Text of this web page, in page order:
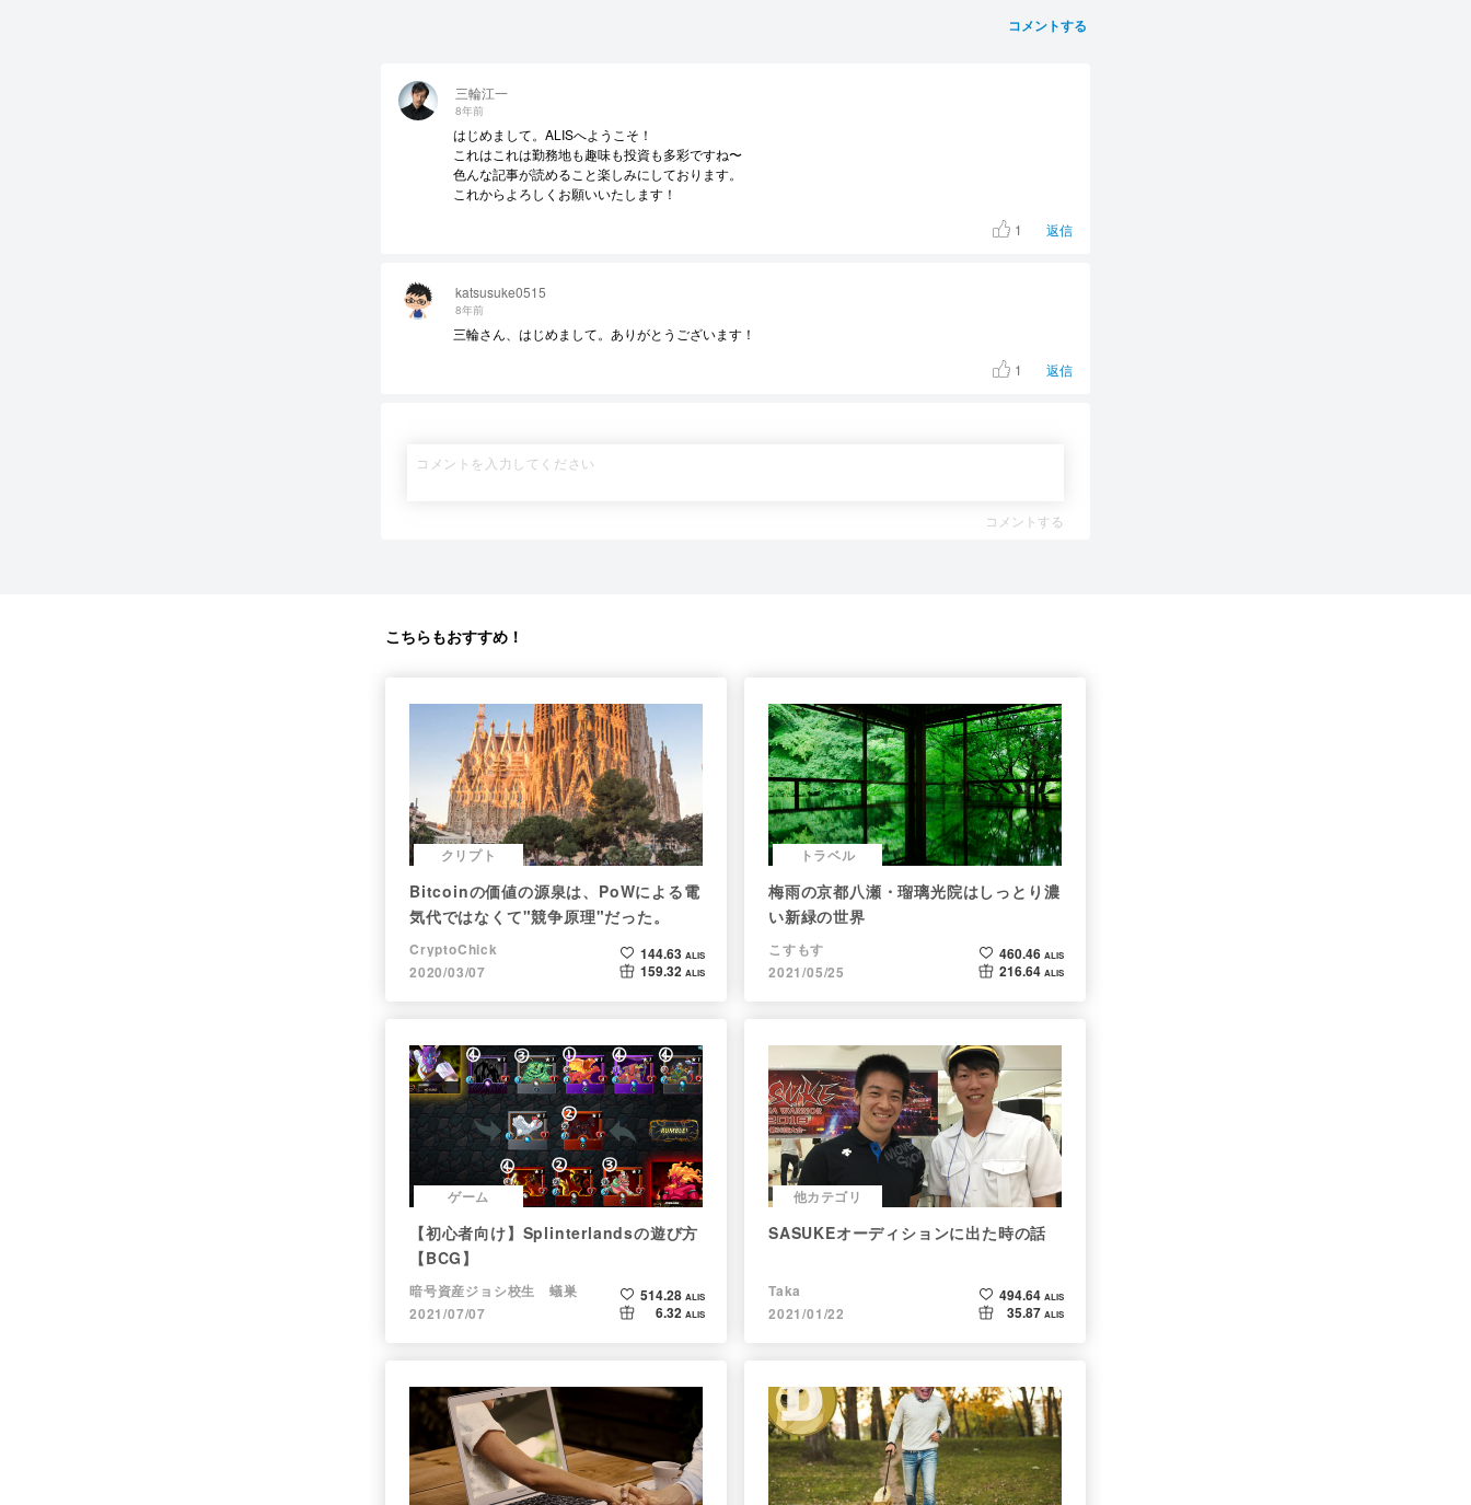
コメントする
katsusuke0515
8年前
三輪さん、はじめまして。ありがとうございます！
1
返信
三輪江一
8年前
はじめまして。ALISへようこそ！
これはこれは勤務地も趣味も投資も多彩ですね〜
色んな記事が読めること楽しみにしております。
これからよろしくお願いいたします！
1
返信
コメントする
こちらもおすすめ！
クリプト
Bitcoinの価値の源泉は、PoWによる電
気代ではなくて"競争原理"だった。
CryptoChick
2020/03/07
144.63 ALIS
159.32 ALIS
トラベル
梅雨の京都八瀬・瑠璃光院はしっとり濃
い新緑の世界
こすもす
2021/05/25
460.46 ALIS
216.64 ALIS
ゲーム
【初心者向け】Splinterlandsの遊び方
【BCG】
暗号資産ジョシ校生 蟻巣
2021/07/07
514.28 ALIS
6.32 ALIS
他カテゴリ
SASUKEオーディションに出た時の話
Taka
2021/01/22
494.64 ALIS
35.87 ALIS